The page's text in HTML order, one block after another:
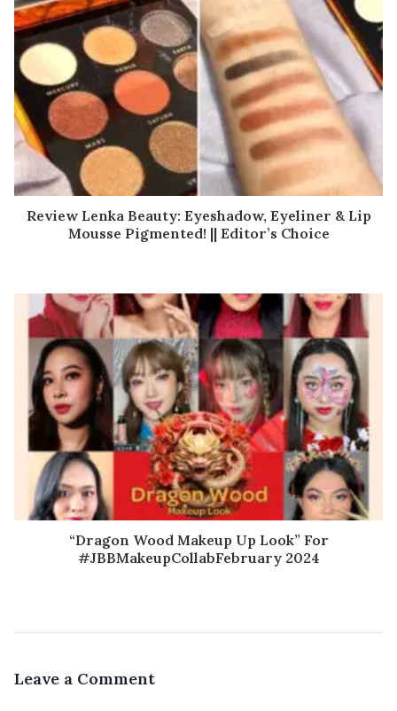
Review Lenka Beauty: Eyeshadow, Eyeliner & Lip
Mousse Pigmented! || Editor’s Choice
“Dragon Wood Makeup Up Look” For
#JBBMakeupCollabFebruary 2024
Leave a Comment